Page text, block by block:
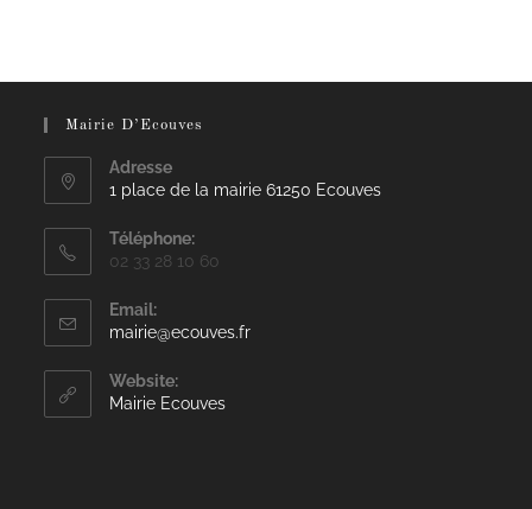
Mairie D’Ecouves
Adresse
1 place de la mairie 61250 Ecouves
Téléphone:
02 33 28 10 60
Email:
mairie@ecouves.fr
Website:
Mairie Ecouves